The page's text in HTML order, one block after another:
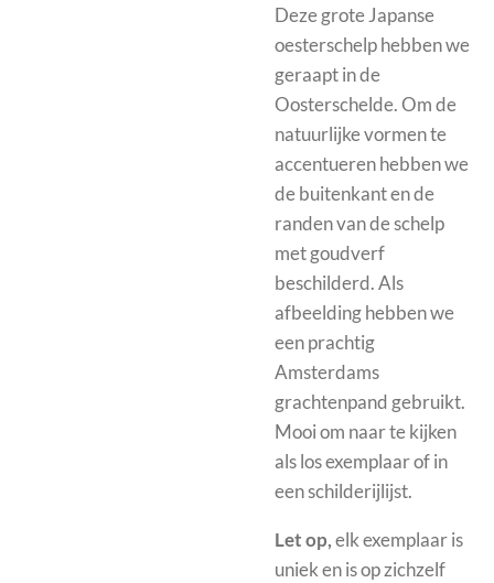
Deze grote Japanse
oesterschelp hebben we
geraapt in de
Oosterschelde. Om de
natuurlijke vormen te
accentueren hebben we
de buitenkant en de
randen van de schelp
met goudverf
beschilderd. Als
afbeelding hebben we
een prachtig
Amsterdams
grachtenpand gebruikt.
Mooi om naar te kijken
als los exemplaar of in
een schilderijlijst.
Let op,elk exemplaar is
uniek en is op zichzelf